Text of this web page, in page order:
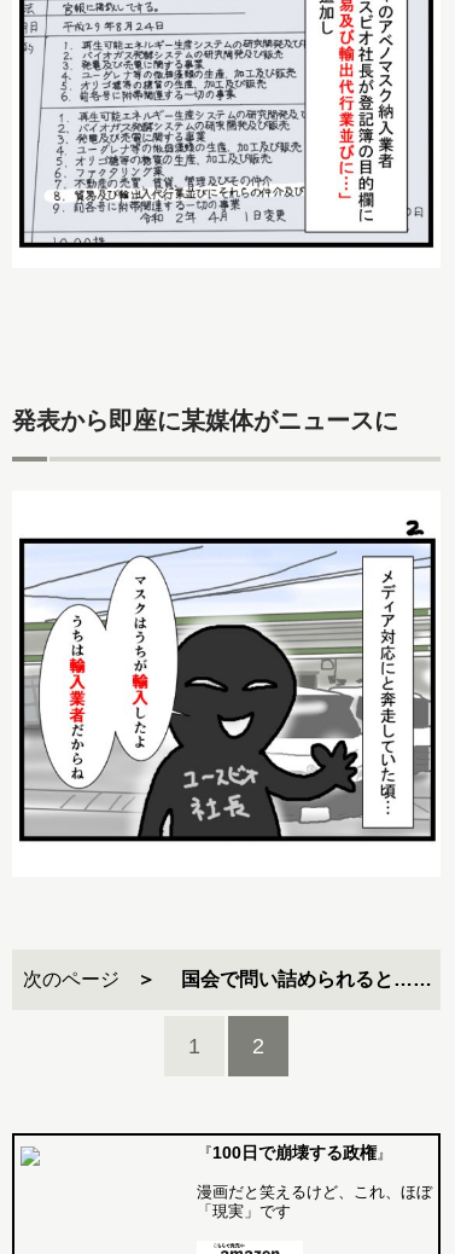
発表から即座に某媒体がニュースに
次のページ 国会で問い詰められると……
1 2
『100日で崩壊する政権』
漫画だと笑えるけど、これ、ほぼ
「現実」です